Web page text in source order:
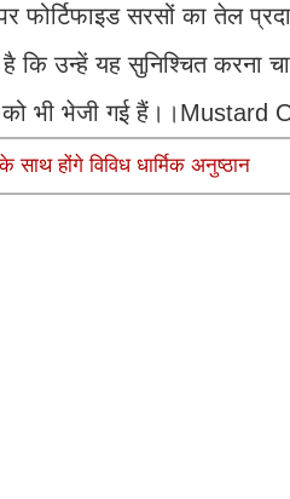
सरसों का तेल
कि उन्हें यह सुनिश्चित करना
को भी भेजी गई हैं।।Mustard
होंगे विविध धार्मिक अनुष्ठान